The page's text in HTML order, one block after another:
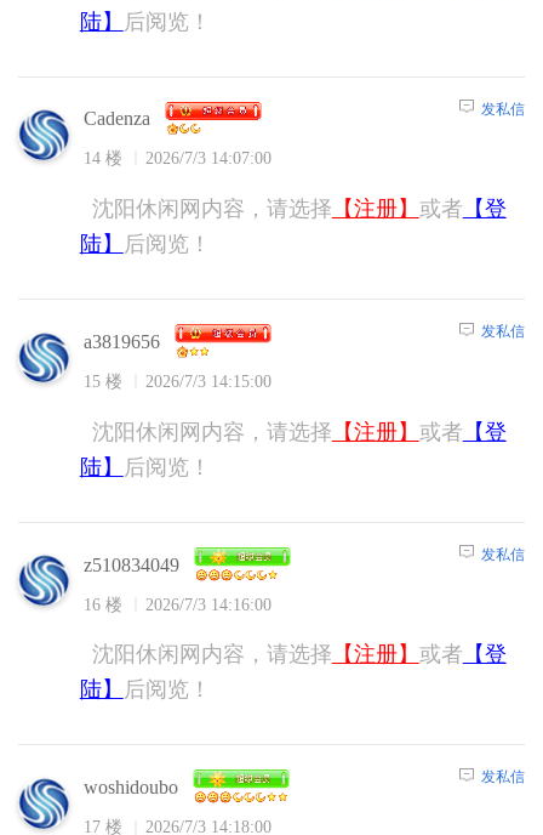
陆】
后阅览！
Cadenza
14 楼 2026/7/3 14:07:00
发私信
沈阳休闲网内容，请选择 【注册】 或者 【登
陆】
后阅览！
a3819656
15 楼 2026/7/3 14:15:00
发私信
沈阳休闲网内容，请选择 【注册】 或者 【登
陆】
后阅览！
z510834049
16 楼 2026/7/3 14:16:00
发私信
沈阳休闲网内容，请选择 【注册】 或者 【登
陆】
后阅览！
woshidoubo
17 楼 2026/7/3 14:18:00
发私信